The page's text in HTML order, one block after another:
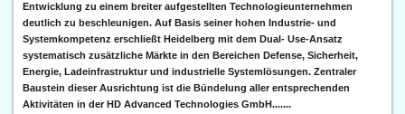
Entwicklung zu einem breiter aufgestellten Technologieunternehmen
deutlich zu beschleunigen. Auf Basis seiner hohen Industrie- und
Systemkompetenz erschließt Heidelberg mit dem Dual- Use-Ansatz
systematisch zusätzliche Märkte in den Bereichen Defense, Sicherheit,
Energie, Ladeinfrastruktur und industrielle Systemlösungen. Zentraler
Baustein dieser Ausrichtung ist die Bündelung aller entsprechenden
Aktivitäten in der HD Advanced Technologies GmbH.......